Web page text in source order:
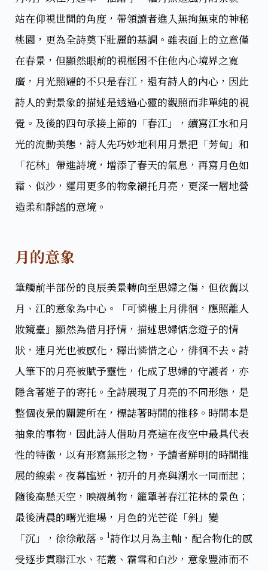
站在仰視世間的角度，帶領讀者進入無拘無束的神秘
桃園，更為全詩奠下壯麗的基調。雖表面上的立意僅
在春景，但顯然眼前的視框困不住他內心境界之寬
廣，月光照耀的不只是春江，還有詩人的內心，因此
詩人的對景象的描述是透過心靈的觀照而非單純的視
覺。及後的四句承接上節的「春江」，續寫江水和月
光的流動美態，詩人先巧妙地利用月景把「芳甸」和
「花林」帶進詩境，增添了春天的氣息，再寫月色如
霜、似沙，運用更多的物象襯托月亮，更深一層地營
造柔和靜謐的意境。
月的意象
筆觸前半部份的良辰美景轉向至思婦之傷，但依舊以
月、江的意象為中心。「可憐樓上月徘徊，應照離人
妝鏡臺」顯然為借月抒情，描述思婦惦念遊子的情
狀，連月光也被感化，釋出憐惜之心，徘徊不去。詩
人筆下的月亮被賦予靈性，化成了思婦的守護者，亦
隱含著遊子的寄托。全詩展現了月亮的不同形態，是
整個夜景的關鍵所在，標誌著時間的推移。時間本是
抽象的事物，因此詩人借助月亮這在夜空中最具代表
性的特徵，以有形寫無形之物，予讀者鮮明的時間推
展的線索。夜幕臨近，初升的月亮與潮水一同而起；
隨後高懸天空，映襯萬物，籠罩著春江花林的景色；
最後清晨的曙光進場，月色的光芒從「斜」變
「沉」，徐徐散落。 1詩作以月為主軸，配合物化的感
受逐步貫聯江水、花叢、霜雪和白沙，意象豐沛而不